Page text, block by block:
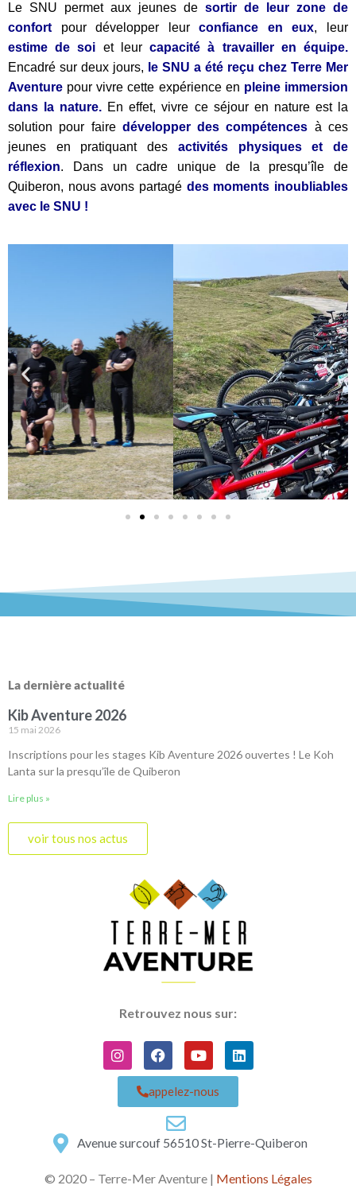
Le SNU permet aux jeunes de sortir de leur zone de
confort
pour développer leurconfiance en eux, leur
estime de soi et leurcapacité à travailler en équipe.
Encadré sur deux jours, le SNU a été reçu chez Terre Mer
Aventure pour vivre cette expérience en pleine immersion
dans la nature. En effet, vivre ce séjour en nature est la
solution pour faire développer des compétences à ces
jeunes en pratiquant des activités physiques et de
réflexion. Dans un cadre unique de la presqu’île de
Quiberon, nous avons partagé des moments inoubliables
avec le SNU !
La dernière actualité
Kib Aventure 2026
15 mai 2026
Inscriptions pour les stages Kib Aventure 2026 ouvertes ! Le Koh
Lanta sur la presqu’île de Quiberon
Lire plus »
voir tous nos actus
Retrouvez nous sur:
appelez-nous
Avenue surcouf 56510 St-Pierre-Quiberon
© 2020 – Terre-Mer Aventure | Mentions Légales